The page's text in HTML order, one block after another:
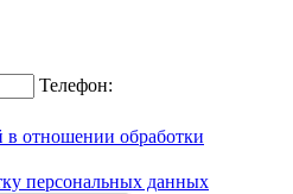
Телефон:
в отношении обработки
персональных данных